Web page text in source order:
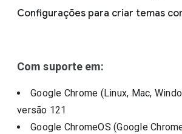
Configurações para criar temas
Com suporte em:
Google Chrome (Linux, Mac,
versão 121
Google ChromeOS (Google